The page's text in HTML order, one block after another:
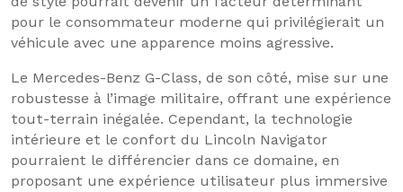
pour le consommateur moderne qui privilégierait un
véhicule avec une apparence moins agressive.
Le Mercedes-Benz G-Class, de son côté, mise sur une
robustesse à l’image militaire, offrant une expérience
tout-terrain inégalée. Cependant, la technologie
intérieure et le confort du Lincoln Navigator
pourraient le différencier dans ce domaine, en
proposant une expérience utilisateur plus immersive